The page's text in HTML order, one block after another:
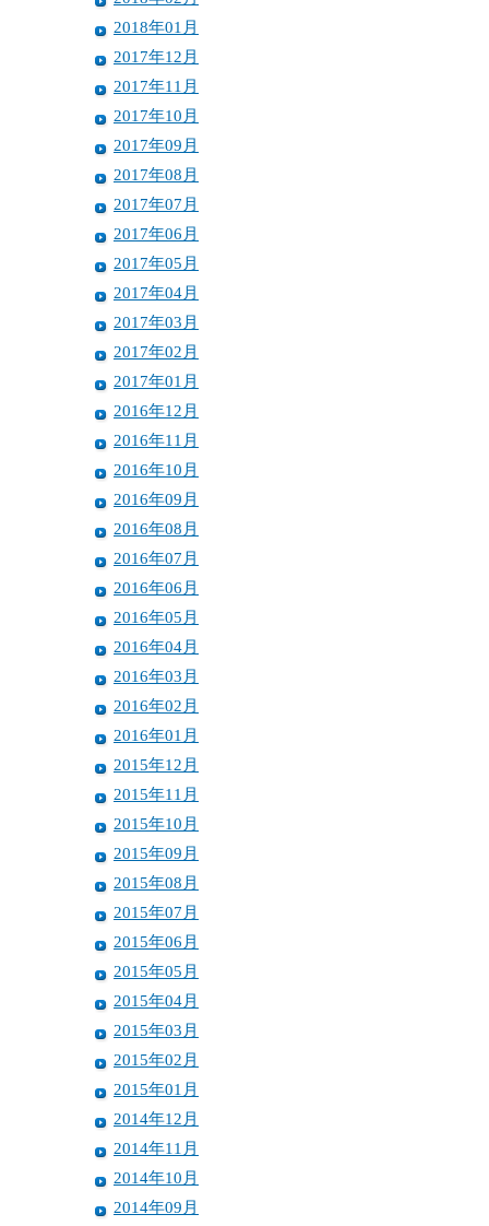
2018年01月
2017年12月
2017年11月
2017年10月
2017年09月
2017年08月
2017年07月
2017年06月
2017年05月
2017年04月
2017年03月
2017年02月
2017年01月
2016年12月
2016年11月
2016年10月
2016年09月
2016年08月
2016年07月
2016年06月
2016年05月
2016年04月
2016年03月
2016年02月
2016年01月
2015年12月
2015年11月
2015年10月
2015年09月
2015年08月
2015年07月
2015年06月
2015年05月
2015年04月
2015年03月
2015年02月
2015年01月
2014年12月
2014年11月
2014年10月
2014年09月